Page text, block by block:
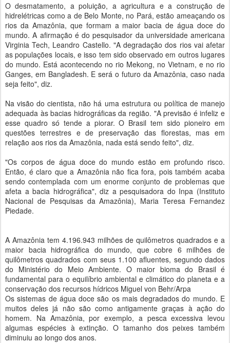
O desmatamento, a poluição, a agricultura e a construção de
hidrelétricas como a de Belo Monte, no Pará, estão ameaçando os
rios da Amazônia, que formam a maior bacia de água doce do
mundo. A afirmação é do pesquisador da universidade americana
Virginia Tech, Leandro Castello. "A degradação dos rios vai afetar
as populações locais, e isso tem sido observado em outros lugares
do mundo. Está acontecendo no rio Mekong, no Vietnam, e no rio
Ganges, em Bangladesh. E será o futuro da Amazônia, caso nada
seja feito", diz.
Na visão do cientista, não há uma estrutura ou política de manejo
adequada às bacias hidrográficas da região. "A previsão é infeliz e
esse quadro só tende a piorar. O Brasil tem sido pioneiro em
questões terrestres e de preservação das florestas, mas em
relação aos rios da Amazônia, nada está sendo feito", diz.
"Os corpos de água doce do mundo estão em profundo risco.
Então, é claro que a Amazônia não fica fora, pois também acaba
sendo contemplada com um enorme conjunto de problemas que
afeta a bacia hidrográfica", diz a pesquisadora do Inpa (Instituto
Nacional de Pesquisas da Amazônia), Maria Teresa Fernandez
Piedade.
A Amazônia tem 4.196.943 milhões de quilômetros quadrados e a
maior bacia hidrográfica do mundo, que cobre 6 milhões de
quilômetros quadrados com seus 1.100 afluentes, segundo dados
do Ministério do Meio Ambiente. O maior bioma do Brasil é
fundamental para o equilíbrio ambiental e climático do planeta e a
conservação dos recursos hídricos Miguel von Behr/Arpa
Os sistemas de água doce são os mais degradados do mundo. E
muitos deles já não são como antigamente graças à ação do
homem. Na Amazônia, por exemplo, a pesca excessiva levou
algumas espécies à extinção. O tamanho dos peixes também
diminuiu ao longo dos anos.